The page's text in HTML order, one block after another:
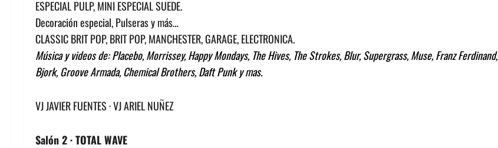
ESPECIAL PULP, MINI ESPECIAL SUEDE.
Decoración especial, Pulseras y más…
CLASSIC BRIT POP, BRIT POP, MANCHESTER, GARAGE, ELECTRONICA.
Música y videos de: Placebo, Morrissey, Happy Mondays, The Hives, The Strokes, Blur, Supergrass, Muse, Franz Ferdinand,
Bjork, Groove Armada, Chemical Brothers, Daft Punk y mas.
VJ JAVIER FUENTES · VJ ARIEL NUÑEZ
Salón 2 · TOTAL WAVE